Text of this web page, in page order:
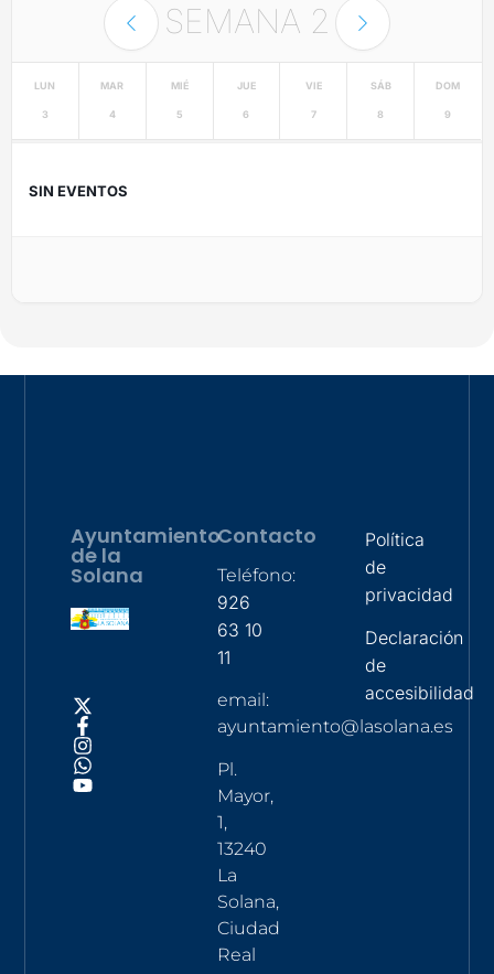
SEMANA 2
LUN
3
MAR
4
MIÉ
5
JUE
6
VIE
7
SÁB
8
DOM
9
SIN EVENTOS
Ayuntamiento
de la
Solana
Contacto
Teléfono:
926
63 10
11
email:
ayuntamiento@lasolana.es
Pl.
Mayor,
1,
13240
La
Solana,
Ciudad
Real
Política
de
privacidad
Declaración
de
accesibilidad